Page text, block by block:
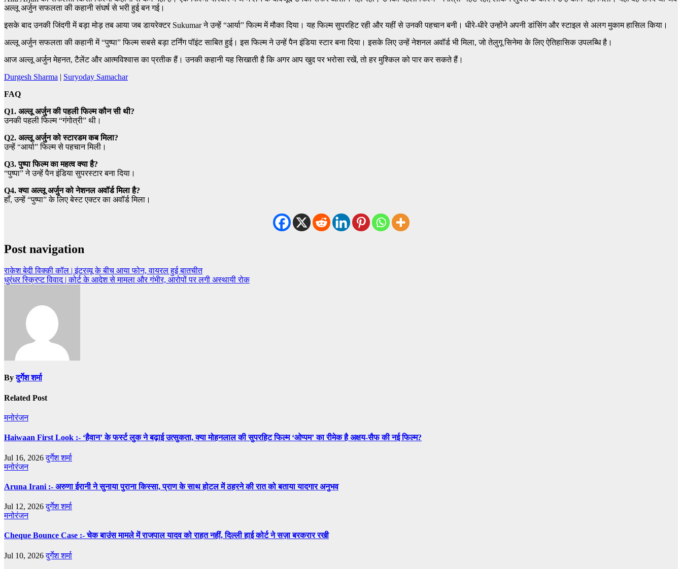
अल्लू अर्जुन सफलता की कहानी संघर्ष से भरी हुई बन गई।
इसके बाद उनकी जिंदगी में बड़ा मोड़ तब आया जब डायरेक्टर Sukumar ने उन्हें “आर्या” फिल्म में मौका दिया। यह फिल्म सुपरहिट रही और यहीं से उनकी पहचान बनी। धीरे-धीरे उन्होंने अपनी डांसिंग और स्टाइल से अलग मुकाम हासिल किया।
अल्लू अर्जुन सफलता की कहानी में “पुष्पा” फिल्म सबसे बड़ा टर्निंग पॉइंट साबित हुई। इस फिल्म ने उन्हें पैन इंडिया स्टार बना दिया। इसके लिए उन्हें नेशनल अवॉर्ड भी मिला, जो तेलुगू सिनेमा के लिए ऐतिहासिक उपलब्धि है।
आज अल्लू अर्जुन मेहनत, टैलेंट और आत्मविश्वास का प्रतीक हैं। उनकी कहानी यह सिखाती है कि अगर आप खुद पर भरोसा रखें, तो हर मुश्किल को पार कर सकते हैं।
Durgesh Sharma | Suryoday Samachar
FAQ
Q1. अल्लू अर्जुन की पहली फिल्म कौन सी थी?
उनकी पहली फिल्म “गंगोत्री” थी।
Q2. अल्लू अर्जुन को स्टारडम कब मिला?
उन्हें “आर्या” फिल्म से पहचान मिली।
Q3. पुष्पा फिल्म का महत्व क्या है?
“पुष्पा” ने उन्हें पैन इंडिया सुपरस्टार बना दिया।
Q4. क्या अल्लू अर्जुन को नेशनल अवॉर्ड मिला है?
हाँ, उन्हें “पुष्पा” के लिए बेस्ट एक्टर का अवॉर्ड मिला।
Post navigation
राकेश बेदी विक्की कॉल | इंटरव्यू के बीच आया फोन, वायरल हुई बातचीत
धुरंधर स्क्रिप्ट विवाद | कोर्ट के आदेश से मामला और गंभीर, आरोपों पर लगी अस्थायी रोक
Byदुर्गेश शर्मा
Related Post
मनोरंजन
Haiwaan First Look :- ‘हैवान’ के फर्स्ट लुक ने बढ़ाई उत्सुकता, क्या मोहनलाल की सुपरहिट फिल्म ‘ओप्पम’ का रीमेक है अक्षय-सैफ की नई फिल्म?
Jul 16, 2026दुर्गेश शर्मा
मनोरंजन
Aruna Irani :- अरुणा ईरानी ने सुनाया पुराना किस्सा, प्राण के साथ होटल में ठहरने की रात को बताया यादगार अनुभव
Jul 12, 2026दुर्गेश शर्मा
मनोरंजन
Cheque Bounce Case :- चेक बाउंस मामले में राजपाल यादव को राहत नहीं, दिल्ली हाई कोर्ट ने सज़ा बरकरार रखी
Jul 10, 2026दुर्गेश शर्मा